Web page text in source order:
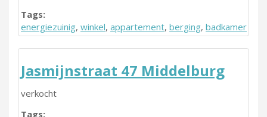
Tags:
energiezuinig, winkel, appartement, berging, badkamer
Jasmijnstraat 47 Middelburg
verkocht
Tags: